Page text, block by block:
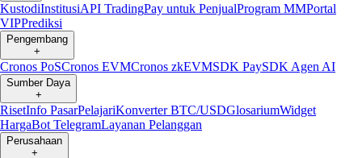
KustodiInstitusiAPI TradingPay untuk PenjualProgram MMPortal
VIPPrediksi
Pengembang
+
Cronos PoSCronos EVMCronos zkEVMSDK PaySDK Agen AI
Sumber Daya
+
RisetInfo PasarPelajariKonverter BTC/USDGlosariumWidget
HargaBot TelegramLayanan Pelanggan
Perusahaan
+